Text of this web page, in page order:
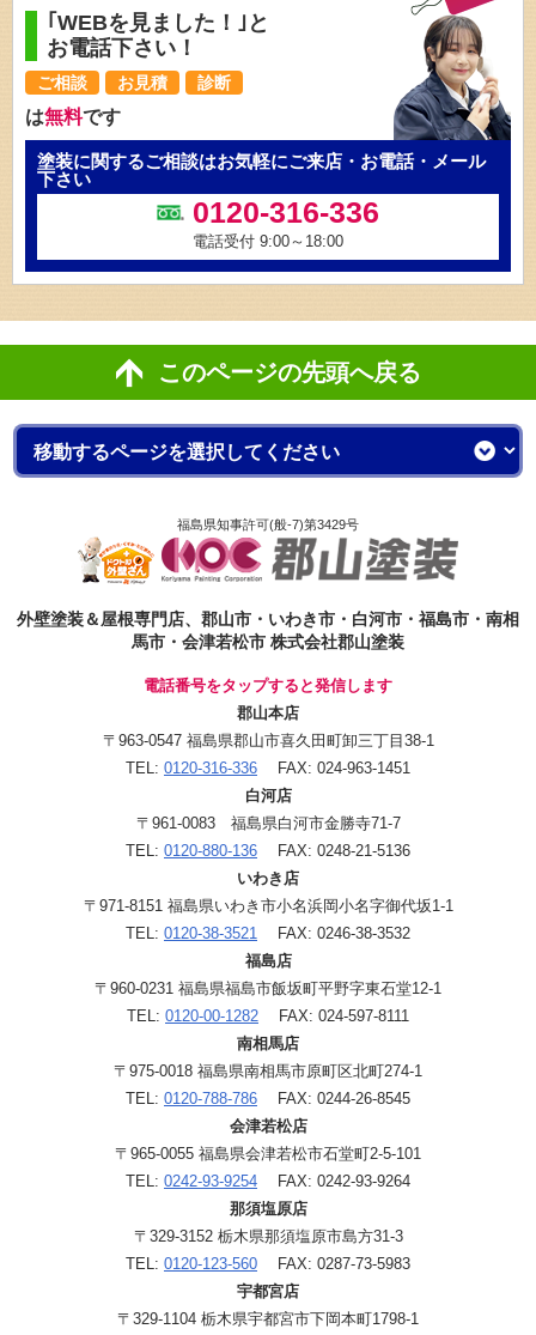
｢WEBを見ました！｣と
お電話下さい！
ご相談 お見積 診断
は無料です
塗装に関するご相談はお気軽にご来店・お電話・メール
下さい
0120-316-336
電話受付 9:00～18:00
このページの先頭へ戻る
福島県知事許可(般-7)第3429号
外壁塗装＆屋根専門店、郡山市・いわき市・白河市・福島市・南相
馬市・会津若松市 株式会社郡山塗装
電話番号をタップすると発信します
郡山本店
〒963-0547 福島県郡山市喜久田町卸三丁目38-1
TEL: 0120-316-336 FAX: 024-963-1451
白河店
〒961-0083 福島県白河市金勝寺71-7
TEL: 0120-880-136 FAX: 0248-21-5136
いわき店
〒971-8151 福島県いわき市小名浜岡小名字御代坂1-1
TEL: 0120-38-3521
FAX: 0246-38-3532
福島店
〒960-0231 福島県福島市飯坂町平野字東石堂12-1
TEL: 0120-00-1282 FAX: 024-597-8111
南相馬店
〒975-0018 福島県南相馬市原町区北町274-1
TEL: 0120-788-786 FAX: 0244-26-8545
会津若松店
〒965-0055 福島県会津若松市石堂町2-5-101
TEL: 0242-93-9254 FAX: 0242-93-9264
那須塩原店
〒329-3152 栃木県那須塩原市島方31-3
TEL: 0120-123-560 FAX: 0287-73-5983
宇都宮店
〒329-1104 栃木県宇都宮市下岡本町1798-1